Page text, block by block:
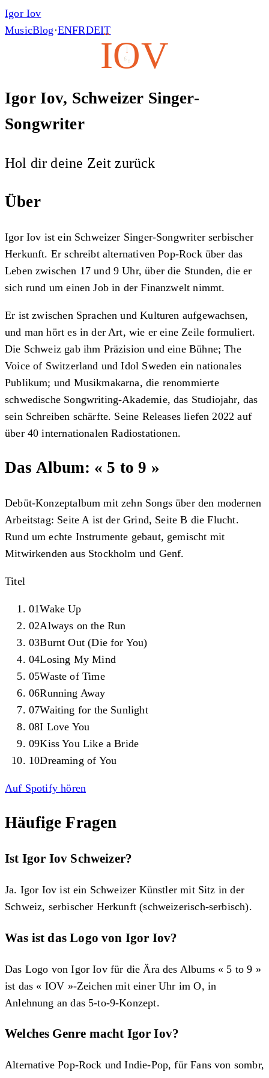
Igor Iov
MusicBlog ·ENFRDEIT
IO
5 9 V
Igor Iov, Schweizer Singer-
Songwriter
Hol dir deine Zeit zurück
Über
Igor Iov ist ein Schweizer Singer-Songwriter serbischer
Herkunft. Er schreibt alternativen Pop-Rock über das
Leben zwischen 17 und 9 Uhr, über die Stunden, die er
sich rund um einen Job in der Finanzwelt nimmt.
Er ist zwischen Sprachen und Kulturen aufgewachsen,
und man hört es in der Art, wie er eine Zeile formuliert.
Die Schweiz gab ihm Präzision und eine Bühne; The
Voice of Switzerland und Idol Sweden ein nationales
Publikum; und Musikmakarna, die renommierte
schwedische Songwriting-Akademie, das Studiojahr, das
sein Schreiben schärfte. Seine Releases liefen 2022 auf
über 40 internationalen Radiostationen.
Das Album: « 5 to 9 »
Debüt-Konzeptalbum mit zehn Songs über den modernen
Arbeitstag: Seite A ist der Grind, Seite B die Flucht.
Rund um echte Instrumente gebaut, gemischt mit
Mitwirkenden aus Stockholm und Genf.
Titel
01Wake Up
02Always on the Run
03Burnt Out (Die for You)
04Losing My Mind
05Waste of Time
06Running Away
07Waiting for the Sunlight
08I Love You
09Kiss You Like a Bride
10Dreaming of You
Auf Spotify hören
Häufige Fragen
Ist Igor Iov Schweizer?
Ja. Igor Iov ist ein Schweizer Künstler mit Sitz in der
Schweiz, serbischer Herkunft (schweizerisch-serbisch).
Was ist das Logo von Igor Iov?
Das Logo von Igor Iov für die Ära des Albums « 5 to 9 »
ist das « IOV »-Zeichen mit einer Uhr im O, in
Anlehnung an das 5-to-9-Konzept.
Welches Genre macht Igor Iov?
Alternative Pop-Rock und Indie-Pop, für Fans von sombr,